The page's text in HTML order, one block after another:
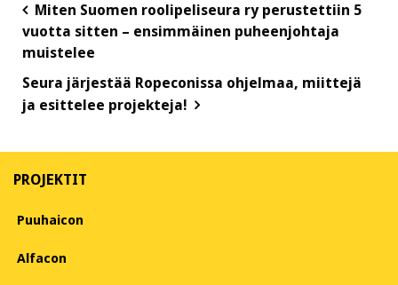
Post
navigation
Miten Suomen roolipeliseura ry perustettiin 5
vuotta sitten – ensimmäinen puheenjohtaja
muistelee
Seura järjestää Ropeconissa ohjelmaa, miittejä
ja esittelee projekteja!
PROJEKTIT
Puuhaicon
Alfacon